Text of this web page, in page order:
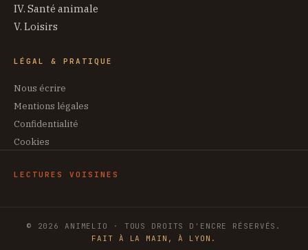
IV. Santé animale
V. Loisirs
LÉGAL & PRATIQUE
Nous écrire
Mentions légales
Confidentialité
Cookies
LECTURES VOISINES
© 2026 ANIMELIO · TOUS DROITS D'ENCRE RÉSERVÉS.
FAIT À LA MAIN, À LYON.